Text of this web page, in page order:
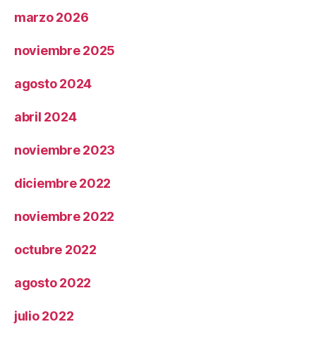
marzo 2026
noviembre 2025
agosto 2024
abril 2024
noviembre 2023
diciembre 2022
noviembre 2022
octubre 2022
agosto 2022
julio 2022